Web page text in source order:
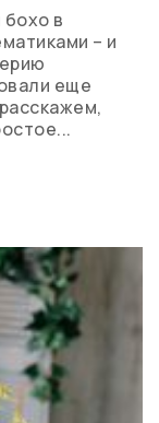
бохо в
– и
еще